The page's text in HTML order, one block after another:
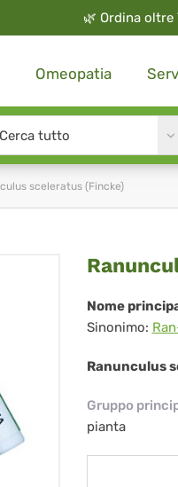
🌿 Ordina
Omeopatia
sceleratus (Fincke)
Nome
Sinonimo:
Ranunculus
Gruppo
pianta